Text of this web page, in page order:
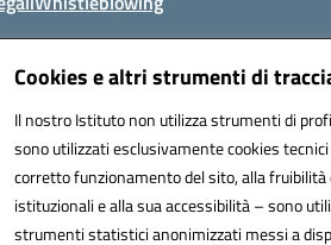
Cookies e altri strumenti di
Il nostro Istituto non utilizza strumenti di
sono utilizzati esclusivamente cookies
corretto funzionamento del sito, alla fruibilità
istituzionali e alla sua accessibilità – sono
strumenti statistici anonimizzati messi a